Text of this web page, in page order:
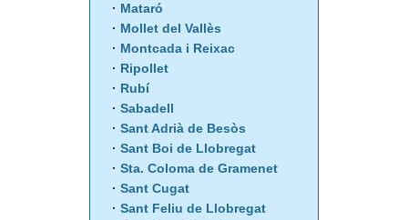
Mataró
Mollet del Vallès
Montcada i Reixac
Ripollet
Rubí
Sabadell
Sant Adrià de Besòs
Sant Boi de Llobregat
Sta. Coloma de Gramenet
Sant Cugat
Sant Feliu de Llobregat